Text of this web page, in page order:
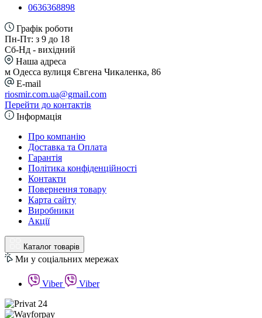
0636368898
Графік роботи
Пн-Пт: з 9 до 18
Сб-Нд - вихідний
Наша адреса
м Одесса вулиця Євгена Чикаленка, 86
E-mail
riosmir.com.ua@gmail.com
Перейти до контактів
Інформація
Про компанію
Доставка та Оплата
Гарантія
Політика конфіденційності
Контакти
Повернення товару
Карта сайту
Виробники
Акції
Каталог товарів
Ми у соціальних мережах
Viber Viber